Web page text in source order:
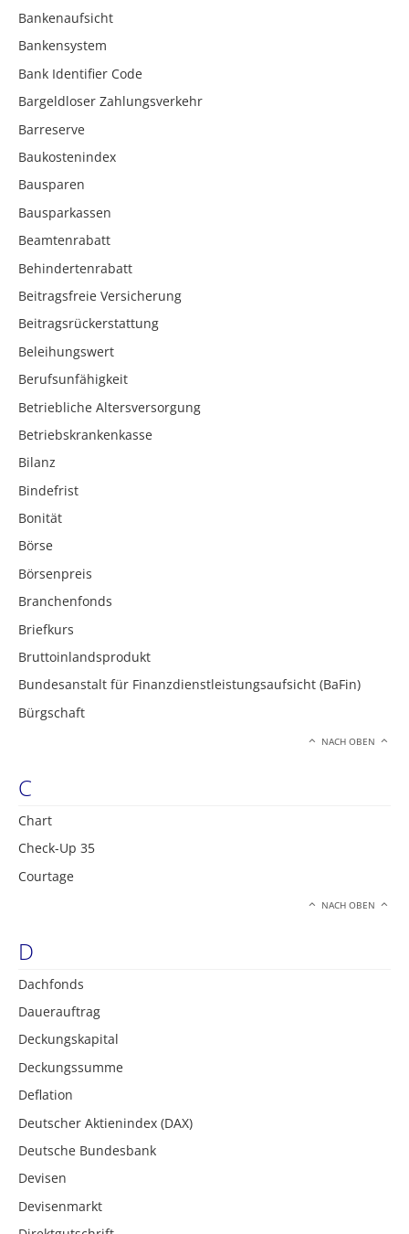
Bankenaufsicht
Bankensystem
Bank Identifier Code
Bargeldloser Zahlungsverkehr
Barreserve
Baukostenindex
Bausparen
Bausparkassen
Beamtenrabatt
Behindertenrabatt
Beitragsfreie Versicherung
Beitragsrückerstattung
Beleihungswert
Berufsunfähigkeit
Betriebliche Altersversorgung
Betriebskrankenkasse
Bilanz
Bindefrist
Bonität
Börse
Börsenpreis
Branchenfonds
Briefkurs
Bruttoinlandsprodukt
Bundesanstalt für Finanzdienstleistungsaufsicht (BaFin)
Bürgschaft
NACH OBEN
C
Chart
Check-Up 35
Courtage
NACH OBEN
D
Dachfonds
Dauerauftrag
Deckungskapital
Deckungssumme
Deflation
Deutscher Aktienindex (DAX)
Deutsche Bundesbank
Devisen
Devisenmarkt